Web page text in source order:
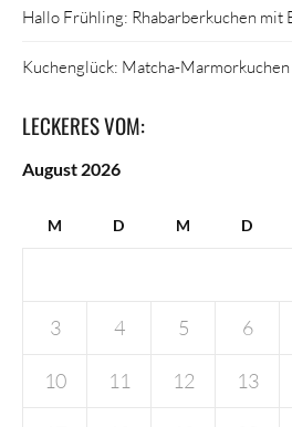
Hallo Frühling: Rhabarberkuchen mit
Kuchenglück: Matcha-
LECKERES VOM:
August 2026
M D M D
3 4 5 6
10 11 12 13